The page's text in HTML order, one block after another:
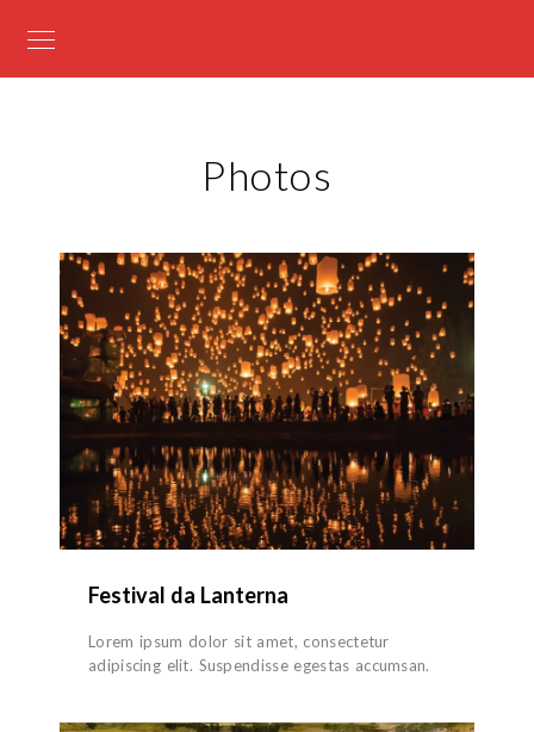
Photos
Festival da Lanterna
Lorem ipsum dolor sit amet, consectetur
adipiscing elit. Suspendisse egestas accumsan.